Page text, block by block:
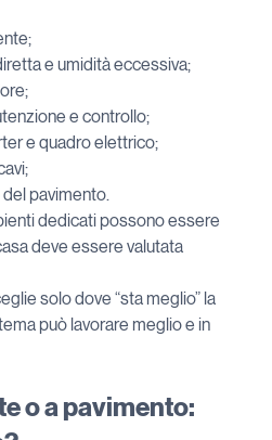
e umidità eccessiva;
e controllo;
e quadro elettrico;
pavimento.
dedicati possono essere
deve essere valutata
solo dove “sta meglio” la
può lavorare meglio e in
o a pavimento: